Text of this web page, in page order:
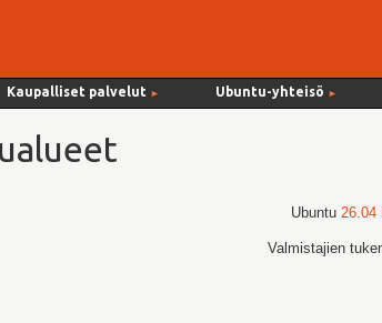
Kaupalliset palvelut ► Ubuntu-yhteisö ►
Ubuntu26.04
Valmistajien